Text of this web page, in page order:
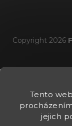
Tento
jejich
Copyright 2026